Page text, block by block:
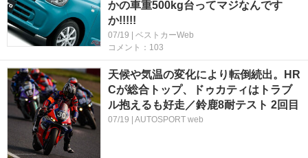
かの車重500kg台ってマジなんです
か!!!!!
07/19 | ベストカーWeb
コメント：103
天候や気温の変化により転倒続出。HR
Cが総合トップ、ドゥカティはトラブ
ル抱えるも好走／鈴鹿8耐テスト 2回目
07/19 | AUTOSPORT web